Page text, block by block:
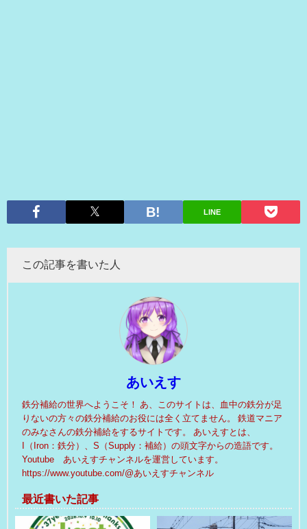
LINE
この記事を書いた人
あいえす
鉄分補給の世界へようこそ！ あ、このサイトは、血中の鉄分が足
りないの方々の鉄分補給のお役には全く立てません。 鉄道マニア
のみなさんの鉄分補給をするサイトです。 あいえすとは、
I（Iron：鉄分）、S（Supply：補給）の頭文字からの造語です。
Youtube あいえすチャンネルを運営しています。
https://www.youtube.com/@あいえすチャンネル
最近書いた記事